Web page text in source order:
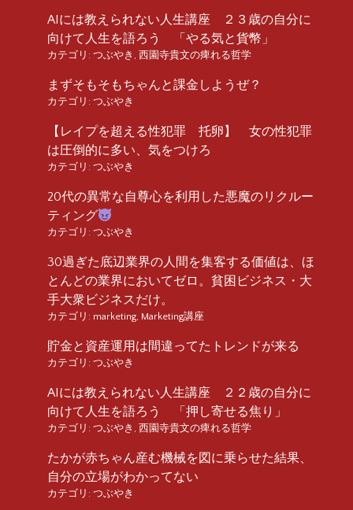
AIには教えられない人生講座 ２３歳の自分に
向けて人生を語ろう 「やる気と貨幣」
カテゴリ: つぶやき , 西園寺貴文の痺れる哲学
まずそもそもちゃんと課金しようぜ？
カテゴリ: つぶやき
【レイプを超える性犯罪 托卵】 女の性犯罪
は圧倒的に多い、気をつけろ
カテゴリ: つぶやき
20代の異常な自尊心を利用した悪魔のリクルー
ティング
カテゴリ: つぶやき
30過ぎた底辺業界の人間を集客する価値は、ほ
とんどの業界においてゼロ。貧困ビジネス・大
手大衆ビジネスだけ。
カテゴリ: marketing, Marketing講座
貯金と資産運用は間違ってたトレンドが来る
カテゴリ: つぶやき
AIには教えられない人生講座 ２２歳の自分に
向けて人生を語ろう 「押し寄せる焦り」
カテゴリ: つぶやき , 西園寺貴文の痺れる哲学
たかが赤ちゃん産む機械を図に乗らせた結果、
自分の立場がわかってない
カテゴリ: つぶやき